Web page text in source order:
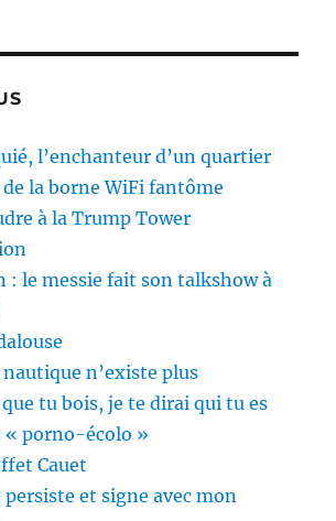
l’enchanteur d’un quartier
la borne WiFi fantôme
à la Trump Tower
: le messie fait son talkshow à
n’existe plus
tu bois, je te dirai qui tu es
« porno-écolo »
Cauet
et signe avec mon